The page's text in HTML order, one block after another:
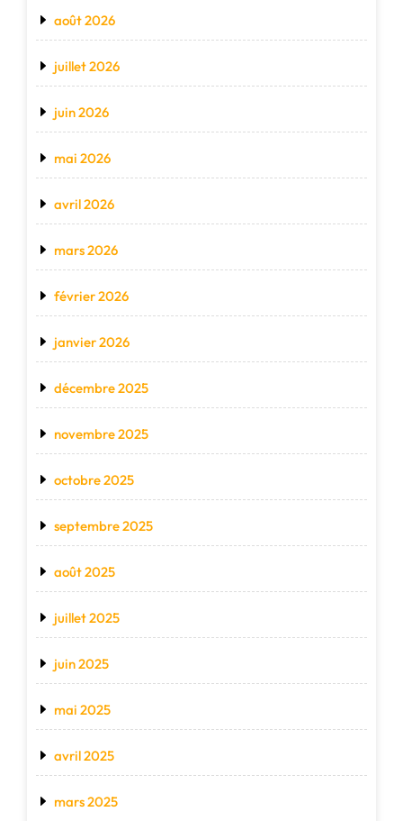
août 2026
juillet 2026
juin 2026
mai 2026
avril 2026
mars 2026
février 2026
janvier 2026
décembre 2025
novembre 2025
octobre 2025
septembre 2025
août 2025
juillet 2025
juin 2025
mai 2025
avril 2025
mars 2025